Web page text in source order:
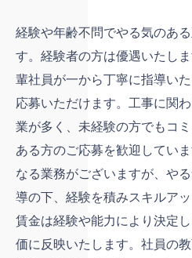
経験や年齢不問でやる気のあ
す。経験者の方は優遇いたし
輩社員が一から丁寧に指導い
応募いただけます。工事に関
業が多く、未経験の方でもコ
ある方のご応募を歓迎してい
なる業務がございますが、や
導の下、経験を積みスキルアッ
賃金は経験や能力により決定
価に反映いたします。社員の